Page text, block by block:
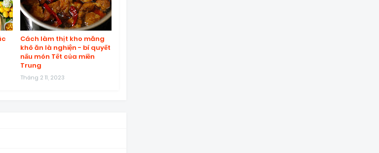
Cách làm thịt kho măng
khô ăn là nghiện - bí quyết
nấu món Tết của miền
Trung
Tháng 2 11, 2023